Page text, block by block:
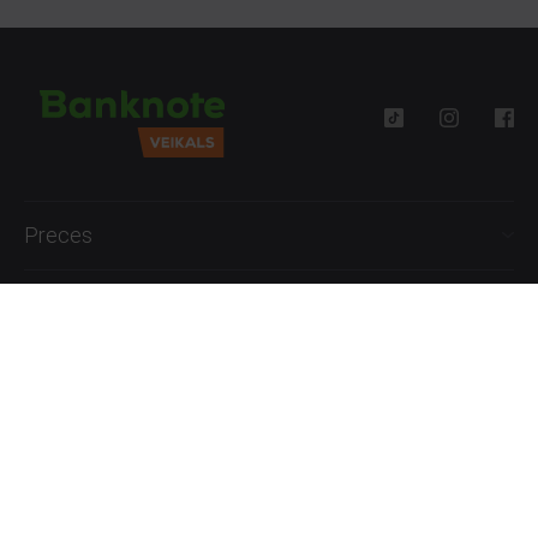
Preces